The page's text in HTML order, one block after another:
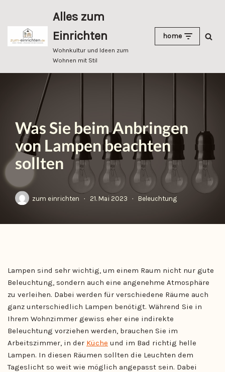
Zum
Inhalt
Alles zum
Einrichten
Wohnkultur und Ideen zum
Wohnen mit Stil
home
Was Sie beim Anbringen
von Lampen beachten
sollten
zum einrichten 21. Mai 2023 Beleuchtung
Lampen sind sehr wichtig, um einem Raum nicht nur gute
Beleuchtung, sondern auch eine angenehme Atmosphäre
zu verleihen. Dabei werden für verschiedene Räume auch
ganz unterschiedlich Lampen benötigt. Während Sie in
Ihrem Wohnzimmer gewiss eher eine indirekte
Beleuchtung vorziehen werden, brauchen Sie im
Arbeitszimmer, in der Küche und im Bad richtig helle
Lampen. In diesen Räumen sollten die Leuchten dem
Tageslicht so weit wie möglich angepasst sein. Dabei